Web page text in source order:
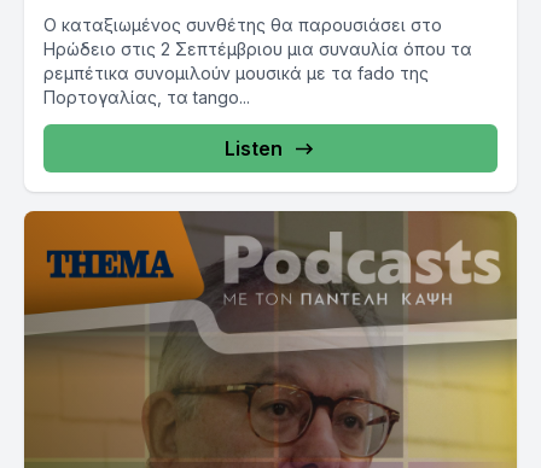
Ο καταξιωμένος συνθέτης θα παρουσιάσει στο
Ηρώδειο στις 2 Σεπτέμβριου μια συναυλία όπου τα
ρεμπέτικα συνομιλούν μουσικά με τα fado της
Πορτογαλίας, τα tango...
Listen